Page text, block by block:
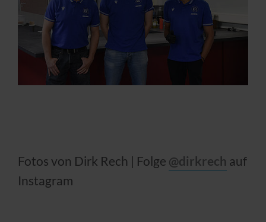
Fotos von Dirk Rech | Folge @dirkrech auf
Instagram